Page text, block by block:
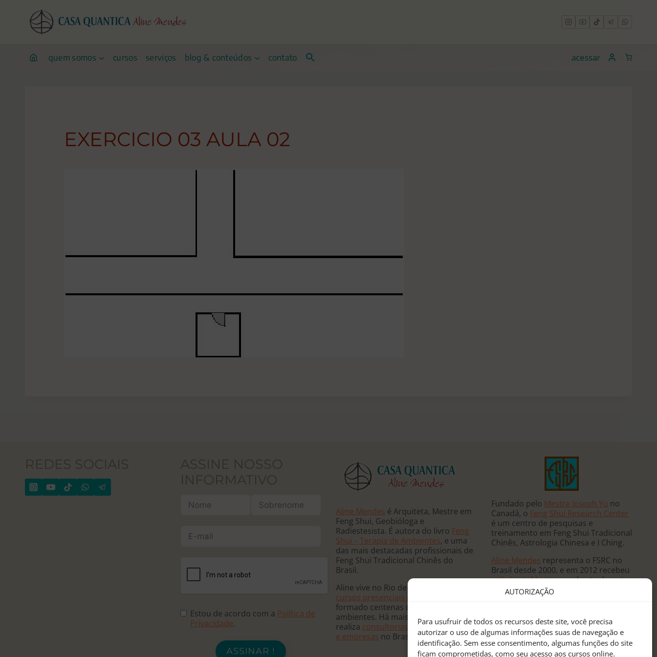
AUTORIZAÇÃO
Para usufruir de todos os recursos deste site, você precisa
autorizar o uso de algumas informações suas de navegação e
identificação. Sem esse consentimento, algumas funções do site
ficam comprometidas, como seu acesso aos cursos online.
quem somos cursos serviços blog & conteúdos contato acessar
EXERCICIO 03 AULA 02
REDES SOCIAIS
ASSINE NOSSO
INFORMATIVO
Estou de acordo com a Política de
Privacidade.
ASSINAR !
Aline Mendes é Arquiteta, Mestre em
Feng Shui, Geobióloga e
Radiestesista. É autora do livro Feng
Shui – Terapia de Ambientes, e uma
das mais destacadas profissionais de
Feng Shui Tradicional Chinês do
Brasil.
Aline vive no Rio de Janeiro e ministra
cursos presenciais e online
formado centenas de terapeutas de
ambientes. Há mais de 20 anos
realiza consultorias para residências
e empresas no Brasil e no mundo.
Fundado pelo Mestre Joseph Yu no
Canadá, o Feng Shui Research Center
é um centro de pesquisas e
treinamento em Feng Shui Tradicional
Chinês, Astrologia Chinesa e I Ching.
Aline Mendes representa o FSRC no
Brasil desde 2000, e em 2012 recebeu
otítulo de Mestre, sendo atualmente
a únicaMentora Oficial
língua portuguesa.